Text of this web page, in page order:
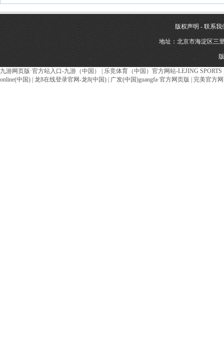
版权声明 - 联系我
地址：北京市海淀区三
九游网页版·官方站入口-九游（中国） 乐竞体育（中国）官方网站-LEJING SPORTS
online(中国) 龙8在线登录官网-龙8(中国) 广发(中国)guangfa·官方网页版 完美官方